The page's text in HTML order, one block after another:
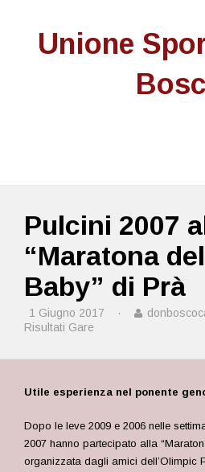
Unione
Pulcini 2007
“Maratona
Baby” di Prà
1 Giugno 2017 ·
Risultati Gare
Utile esperienza nel ponente
Dopo le leve 2009 e 2006 nelle
2007 hanno partecipato alla
organizzata dagli amici dell’Olimpic